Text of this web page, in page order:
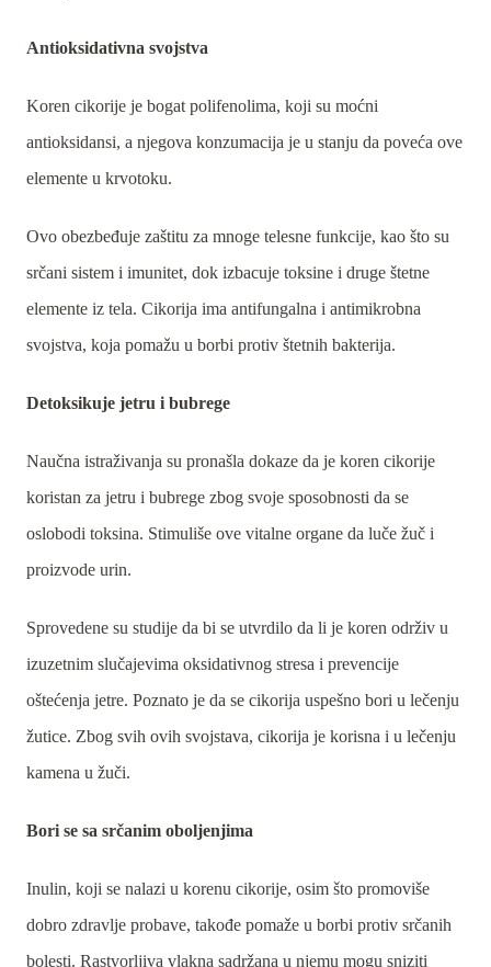
Antioksidativna svojstva
Koren cikorije je bogat polifenolima, koji su moćni
antioksidansi, a njegova konzumacija je u stanju da poveća ove
elemente u krvotoku.
Ovo obezbeđuje zaštitu za mnoge telesne funkcije, kao što su
srčani sistem i imunitet, dok izbacuje toksine i druge štetne
elemente iz tela. Cikorija ima antifungalna i antimikrobna
svojstva, koja pomažu u borbi protiv štetnih bakterija.
Detoksikuje jetru i bubrege
Naučna istraživanja su pronašla dokaze da je koren cikorije
koristan za jetru i bubrege zbog svoje sposobnosti da se
oslobodi toksina. Stimuliše ove vitalne organe da luče žuč i
proizvode urin.
Sprovedene su studije da bi se utvrdilo da li je koren održiv u
izuzetnim slučajevima oksidativnog stresa i prevencije
oštećenja jetre. Poznato je da se cikorija uspešno bori u lečenju
žutice. Zbog svih ovih svojstava, cikorija je korisna i u lečenju
kamena u žuči.
Bori se sa srčanim oboljenjima
Inulin, koji se nalazi u korenu cikorije, osim što promoviše
dobro zdravlje probave, takođe pomaže u borbi protiv srčanih
bolesti. Rastvorljiva vlakna sadržana u njemu mogu sniziti